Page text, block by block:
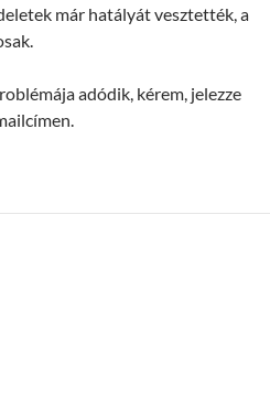
már hatályát vesztették, a
adódik, kérem, jelezze